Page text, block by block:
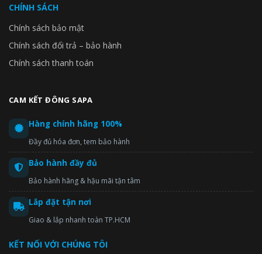
CHÍNH SÁCH
Chính sách bảo mật
Chính sách đổi trả – bảo hành
Chính sách thanh toán
CAM KẾT ĐÔNG SAPA
Hàng chính hãng 100%
Đầy đủ hóa đơn, tem bảo hành
Bảo hành đầy đủ
Bảo hành hãng & hậu mãi tận tâm
Lắp đặt tận nơi
Giao & lắp nhanh toàn TP.HCM
KẾT NỐI VỚI CHÚNG TÔI